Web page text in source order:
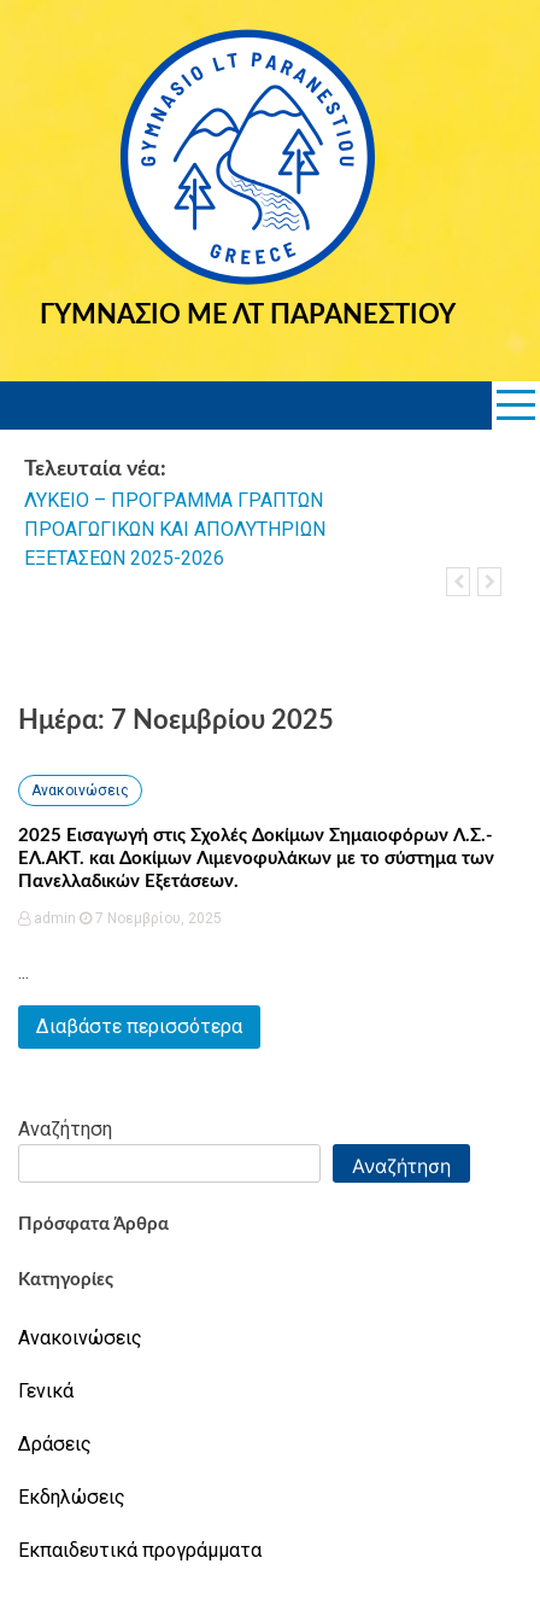
ΓΥΜΝΑΣΙΟ ΜΕ ΛΤ ΠΑΡΑΝΕΣΤΙΟΥ
Τελευταία νέα:
ΛΥΚΕΙΟ – ΠΡΟΓΡΑΜΜΑ ΓΡΑΠΤΩΝ
ΠΡΟΑΓΩΓΙΚΩΝ ΚΑΙ ΑΠΟΛΥΤΗΡΙΩΝ
ΕΞΕΤΑΣΕΩΝ 2025-2026
Ημέρα: 7 Νοεμβρίου 2025
Ανακοινώσεις
2025 Εισαγωγή στις Σχολές Δοκίμων Σημαιοφόρων Λ.Σ.-
ΕΛ.ΑΚΤ. και Δοκίμων Λιμενοφυλάκων με το σύστημα των
Πανελλαδικών Εξετάσεων.
admin 7 Νοεμβρίου, 2025
...
Διαβάστε περισσότερα
Αναζήτηση
Αναζήτηση
Πρόσφατα Άρθρα
Κατηγορίες
Ανακοινώσεις
Γενικά
Δράσεις
Εκδηλώσεις
Εκπαιδευτικά προγράμματα